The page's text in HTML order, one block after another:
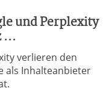
und Perplexity
...
verlieren den
als Inhalteanbieter